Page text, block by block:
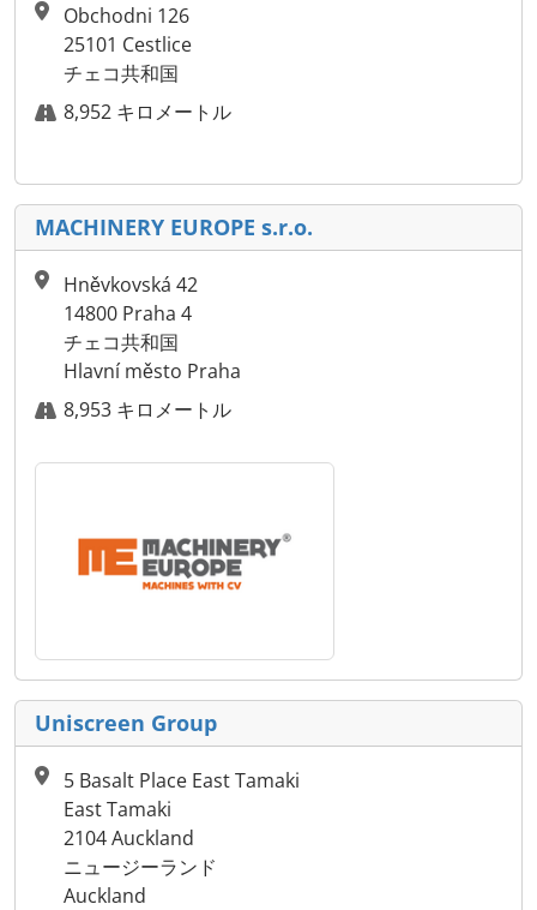
Obchodni 126
25101 Cestlice
チェコ共和国
8,952 キロメートル
MACHINERY EUROPE s.r.o.
Hněvkovská 42
14800 Praha 4
チェコ共和国
Hlavní město Praha
8,953 キロメートル
Uniscreen Group
5 Basalt Place East Tamaki
East Tamaki
2104 Auckland
ニュージーランド
Auckland